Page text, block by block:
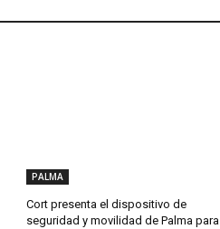
PALMA
Cort presenta el dispositivo de
seguridad y movilidad de Palma para